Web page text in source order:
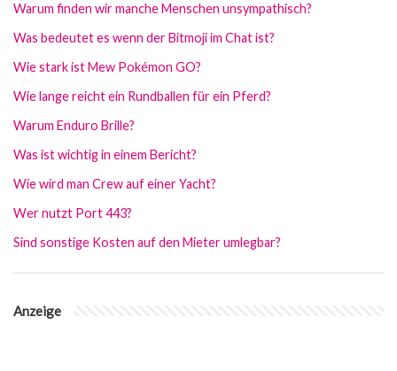
Warum finden wir manche Menschen unsympathisch?
Was bedeutet es wenn der Bitmoji im Chat ist?
Wie stark ist Mew Pokémon GO?
Wie lange reicht ein Rundballen für ein Pferd?
Warum Enduro Brille?
Was ist wichtig in einem Bericht?
Wie wird man Crew auf einer Yacht?
Wer nutzt Port 443?
Sind sonstige Kosten auf den Mieter umlegbar?
Anzeige